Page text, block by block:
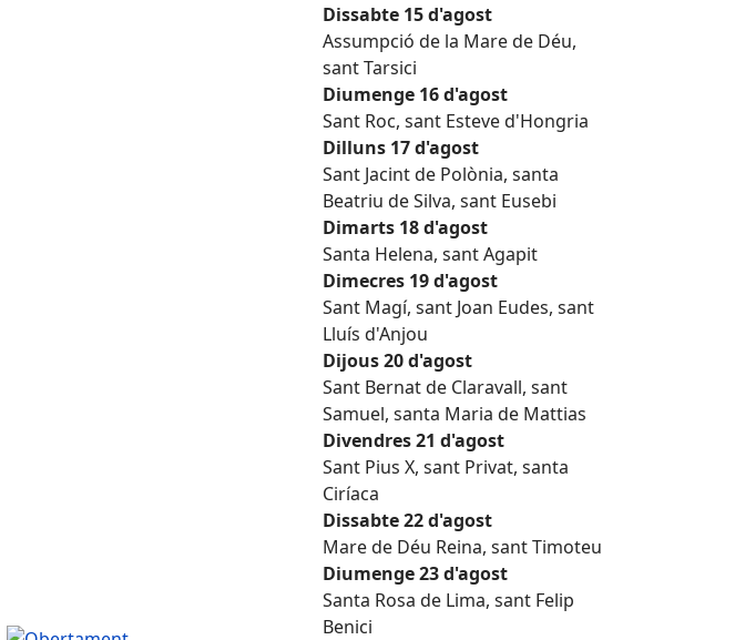
Dissabte 15 d'agost
Assumpció de la Mare de Déu,
sant Tarsici
Diumenge 16 d'agost
Sant Roc, sant Esteve d'Hongria
Dilluns 17 d'agost
Sant Jacint de Polònia, santa
Beatriu de Silva, sant Eusebi
Dimarts 18 d'agost
Santa Helena, sant Agapit
Dimecres 19 d'agost
Sant Magí, sant Joan Eudes, sant
Lluís d'Anjou
Dijous 20 d'agost
Sant Bernat de Claravall, sant
Samuel, santa Maria de Mattias
Divendres 21 d'agost
Sant Pius X, sant Privat, santa
Ciríaca
Dissabte 22 d'agost
Mare de Déu Reina, sant Timoteu
Diumenge 23 d'agost
Santa Rosa de Lima, sant Felip
Benici